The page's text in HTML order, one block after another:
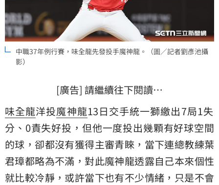
中職37年例行賽，味全龍先發投手魔神龍。（圖／記者劉彥池攝
影）
[廣告] 請繼續往下閱讀…
味全龍洋投魔神龍13日交手統一獅繳出7局1失
分、0責失好投，但他一度投出幾顆有好球空間
的球，卻都沒有獲得主審青睞，當下連總教練葉
君璋都略為不滿，對此魔神龍透露自己本來個性
就比較冷靜，或許當下也有不少情緒，只是不會